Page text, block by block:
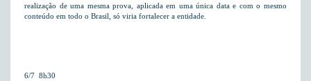
realização de uma mesma prova, aplicada em uma única data e com o mesmo
conteúdo em todo o Brasil, só viria fortalecer a entidade.
6/7  8h30